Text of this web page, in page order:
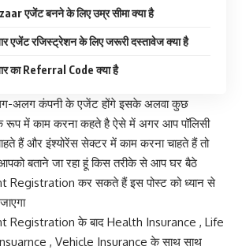
एजेंट बनने के लिए उम्र सीमा क्या है
एजेंट रजिस्ट्रेशन के लिए जरूरी दस्तावेज क्या है
का Referral Code क्या है
अलग कंपनी के एजेंट होंगे इसके अलवा कुछ
में काम करना कहते है ऐसे में अगर आप पॉलिसी
हैं और इंश्योरेंस सेक्टर में काम करना चाहते हैं तो
बताने जा रहा हूं किस तरीके से आप घर बैठे
Registration कर सकते हैं इस पोस्ट को ध्यान से
Registration के बाद Health Insurance , Life
, Vehicle Insurance के साथ साथ